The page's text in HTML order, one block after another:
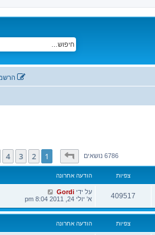
6786 נושאים
דף1מתוך 453
1
2
3
4
צפיות הודעה אחרונה
409517 על ידי Gordi
א' יולי 24, 2011 8:04 pm
צפיות הודעה אחרונה